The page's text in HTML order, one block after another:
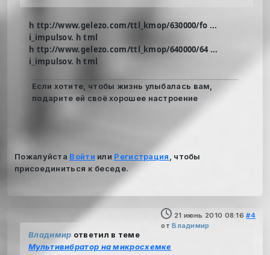
h ttp://www.gelezo.com/ttl_kmop/630000/fo ...
i_impulsov. h tml
h ttp://www.gelezo.com/ttl_kmop/640000/64 ...
i_impulsov. h tml
Если хотите, чтобы жизнь улыбалась вам,
подарите ей своё хорошее настроение
Пожалуйста Войти или Регистрация
, чтобы
присоединиться к беседе.
21 июнь 2010 08:16 #4
отВладимир
Владимир ответил в теме
Мультивибратор на микросхемке